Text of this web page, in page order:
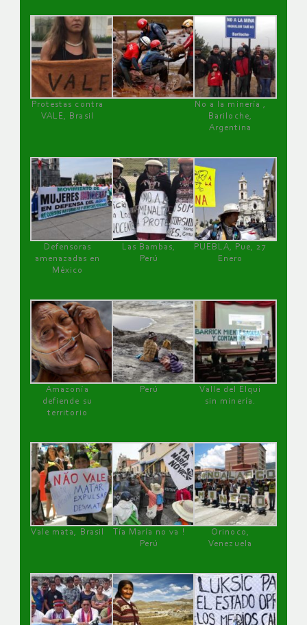
Protestas contra
VALE, Brasil
No a la minería ,
Bariloche,
Argentina
Defensoras
amenazadas en
México
Las Bambas,
Perú
PUEBLA, Pue, 27
Enero
Amazonía
defiende su
territorio
Perú
Valle del Elqui
sin minería.
Vale mata, Brasil
Tía María no va !
Perú
Orinoco,
Venezuela